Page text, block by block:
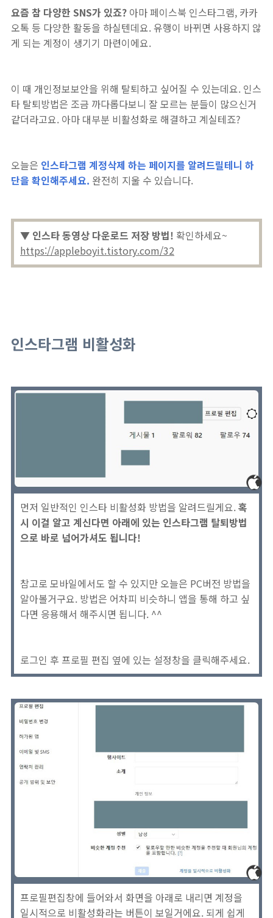
요즘 참 다양한 SNS가 있죠? 아마 페이스북 인스타그램, 카카
오톡 등 다양한 활동을 하실텐데요. 유행이 바뀌면 사용하지 않
게 되는 계정이 생기기 마련이에요.
이 때 개인정보보안을 위해 탈퇴하고 싶어질 수 있는데요. 인스
타 탈퇴방법은 조금 까다롭다보니 잘 모르는 분들이 많으신거
같더라고요. 아마 대부분 비활성화로 해결하고 계실테죠?
오늘은 인스타그램 계정삭제 하는 페이지를 알려드릴테니 하
단을 확인해주세요. 완전히 지울 수 있습니다.
▼ 인스타 동영상 다운로드 저장 방법! 확인하세요~
https://appleboyit.tistory.com/32
인스타그램 비활성화
먼저 일반적인 인스타 비활성화 방법을 알려드릴게요.혹
시 이걸 알고 계신다면 아래에 있는 인스타그램 탈퇴방법
으로 바로 넘어가셔도 됩니다!
참고로 모바일에서도 할 수 있지만 오늘은 PC버전 방법을
알아볼거구요. 방법은 어차피 비슷하니 앱을 통해 하고 싶
다면 응용해서 해주시면 됩니다. ^^
로그인 후 프로필 편집 옆에 있는 설정창을 클릭해주세요.
프로필편집창에 들어와서 화면을 아래로 내리면 계정을
일시적으로 비활성화라는 버튼이 보일거에요. 되게 쉽게